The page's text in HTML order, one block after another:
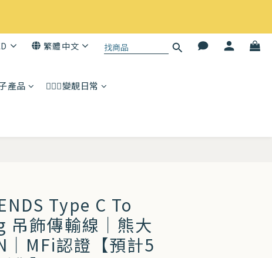
繁體中文
產品 💆🏻‍♀️變靚日常
Type C To
飾傳輸線｜熊大
｜MFi認證【預計5